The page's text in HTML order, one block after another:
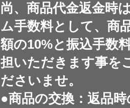
尚、商品代金返金時
ム手数料として、商
額の10%と振込手数
担いただきます事を
ださいませ。
●商品の交換：返品